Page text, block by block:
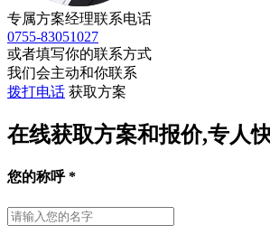
专属方案经理联系电话
0755-83051027
或者填写你的联系方式
我们会主动和你联系
拨打电话 获取方案
在线获取方案和报价,专人
您的称呼*